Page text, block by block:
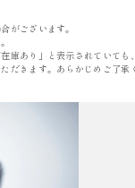
がございます。
庫あり」と表示されていて
だきます。あらかじめご了承